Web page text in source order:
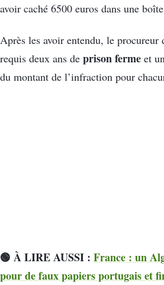
avoir caché 6500 euros dans une
Après les avoir entendu, le procureur
requis deux ans de prison ferme et
du montant de l’infraction pour
🟢 À LIRE AUSSI : France : un
pour de faux papiers portugais et